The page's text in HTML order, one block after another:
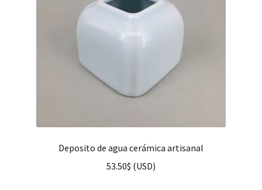
Deposito de agua cerámica artisanal
53.50$ (USD)